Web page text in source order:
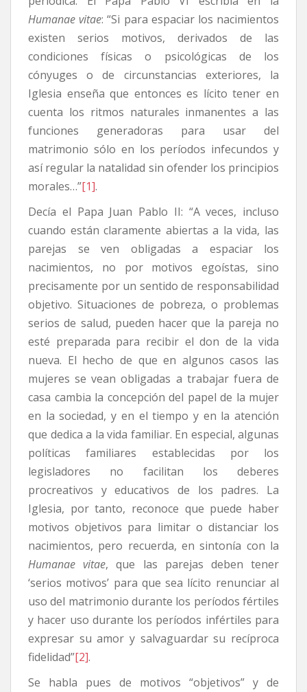
Humanae vitae: “Si para espaciar los nacimientos
existen serios motivos, derivados de las
condiciones físicas o psicológicas de los
cónyuges o de circunstancias exteriores, la
Iglesia enseña que entonces es lícito tener en
cuenta los ritmos naturales inmanentes a las
funciones generadoras para usar del
matrimonio sólo en los períodos infecundos y
así regular la natalidad sin ofender los principios
morales…”[1].
Decía el Papa Juan Pablo II: “A veces, incluso
cuando están claramente abiertas a la vida, las
parejas se ven obligadas a espaciar los
nacimientos, no por motivos egoístas, sino
precisamente por un sentido de responsabilidad
objetivo. Situaciones de pobreza, o problemas
serios de salud, pueden hacer que la pareja no
esté preparada para recibir el don de la vida
nueva. El hecho de que en algunos casos las
mujeres se vean obligadas a trabajar fuera de
casa cambia la concepción del papel de la mujer
en la sociedad, y en el tiempo y en la atención
que dedica a la vida familiar. En especial, algunas
políticas familiares establecidas por los
legisladores no facilitan los deberes
procreativos y educativos de los padres. La
Iglesia, por tanto, reconoce que puede haber
motivos objetivos para limitar o distanciar los
nacimientos, pero recuerda, en sintonía con la
Humanae vitae, que las parejas deben tener
‘serios motivos’ para que sea lícito renunciar al
uso del matrimonio durante los períodos fértiles
y hacer uso durante los períodos infértiles para
expresar su amor y salvaguardar su recíproca
fidelidad”[2].
Se habla pues de motivos “objetivos” y de